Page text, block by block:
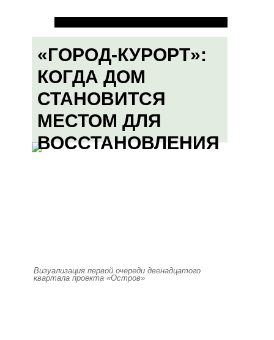
«ГОРОД-КУРОРТ»:
КОГДА ДОМ
СТАНОВИТСЯ
МЕСТОМ ДЛЯ
ВОССТАНОВЛЕНИЯ
Визуализация первой очереди двенадцатого
квартала проекта «Остров»